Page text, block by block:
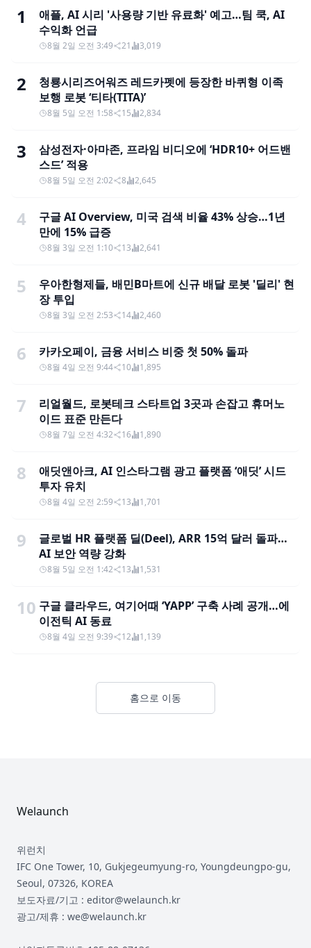
1
애플, AI 시리 '사용량 기반 유료화' 예고…팀 쿡, AI
수익화 언급
8월 2일 오전 3:49 21 3,019
2
청룡시리즈어워즈 레드카펫에 등장한 바퀴형 이족
보행 로봇 ‘티타(TITA)’
8월 5일 오전 1:58 15 2,834
3
삼성전자·아마존, 프라임 비디오에 ‘HDR10+ 어드밴
스드’ 적용
8월 5일 오전 2:02 8 2,645
4
구글 AI Overview, 미국 검색 비율 43% 상승…1년
만에 15% 급증
8월 3일 오전 1:10 13 2,641
5
우아한형제들, 배민B마트에 신규 배달 로봇 '딜리' 현
장 투입
8월 3일 오전 2:53 14 2,460
6 카카오페이, 금융 서비스 비중 첫 50% 돌파
8월 4일 오전 9:44 10 1,895
7
리얼월드, 로봇테크 스타트업 3곳과 손잡고 휴머노
이드 표준 만든다
8월 7일 오전 4:32 16 1,890
8
애딧앤아크, AI 인스타그램 광고 플랫폼 ‘애딧’ 시드
투자 유치
8월 4일 오전 2:59 13 1,701
9
글로벌 HR 플랫폼 딜(Deel), ARR 15억 달러 돌파…
AI 보안 역량 강화
8월 5일 오전 1:42 13 1,531
10 구글 클라우드, 여기어때 ‘YAPP’ 구축 사례 공개…에
이전틱 AI 동료
8월 4일 오전 9:39 12 1,139
홈으로 이동
Welaunch
위런치
IFC One Tower, 10, Gukjegeumyung-ro, Youngdeungpo-gu,
Seoul, 07326, KOREA
보도자료/기고 : editor@welaunch.kr
광고/제휴 : we@welaunch.kr